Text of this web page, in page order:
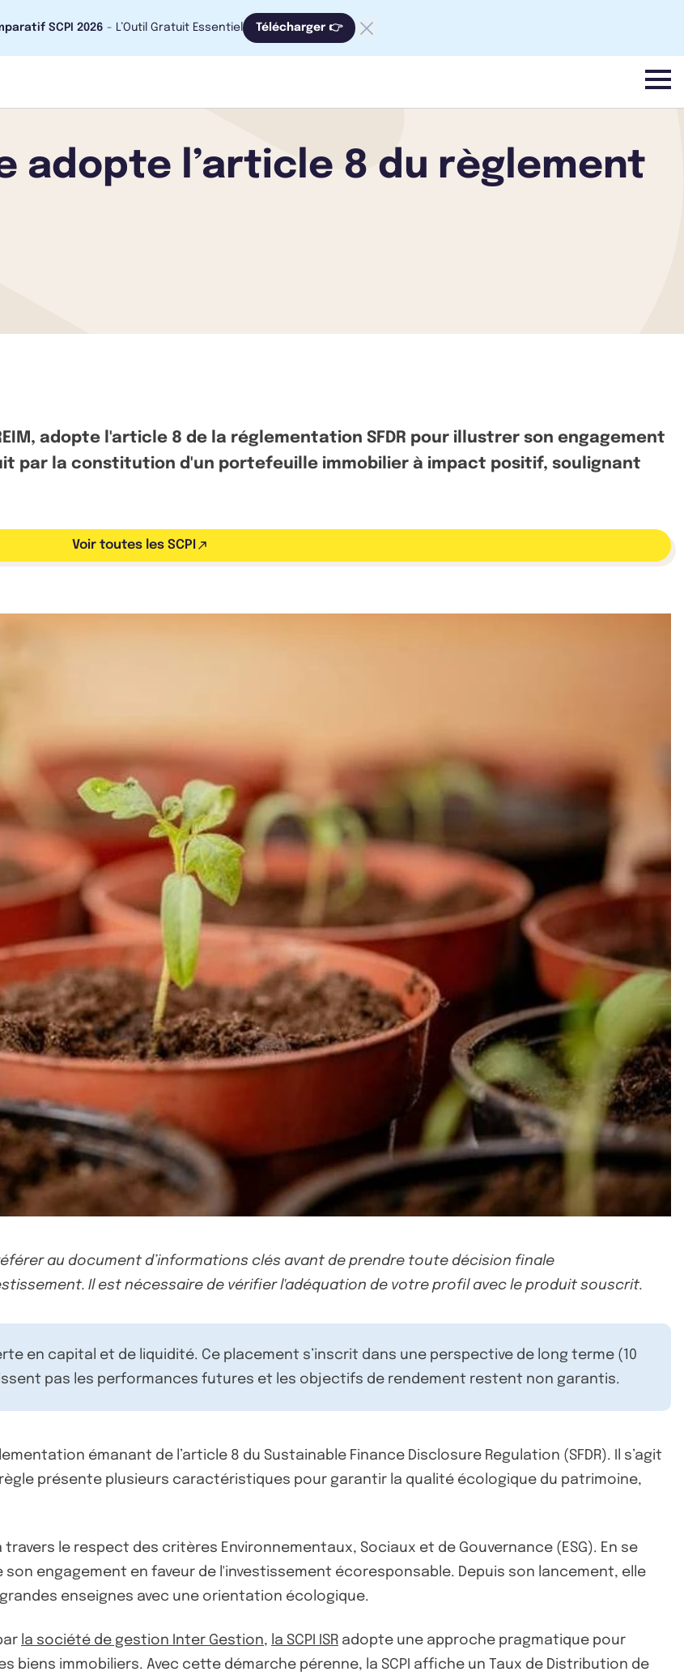
SCPI 2026 - L’Outil Gratuit Essentiel Télécharger 👉
menu
adopte l’article 8 du règlement
adopte l'article 8 de la réglementation SFDR pour illustrer son engagement
par la constitution d'un portefeuille immobilier à impact positif, soulignant
Voir toutes les SCPI
au document d’informations clés avant de prendre toute décision finale
Il est nécessaire de vérifier l'adéquation de votre profil avec le produit souscrit.
en capital et de liquidité. Ce placement s’inscrit dans une perspective de long terme (10
pas les performances futures et les objectifs de rendement restent non garantis.
émanant de l’article 8 du Sustainable Finance Disclosure Regulation (SFDR). Il s’agit
présente plusieurs caractéristiques pour garantir la qualité écologique du patrimoine,
le respect des critères Environnementaux, Sociaux et de Gouvernance (ESG). En se
son engagement en faveur de l'investissement écoresponsable. Depuis son lancement, elle
enseignes avec une orientation écologique.
la société de gestion Inter Gestion, la SCPI ISR adopte une approche pragmatique pour
biens immobiliers. Avec cette démarche pérenne, la SCPI affiche un Taux de Distribution de